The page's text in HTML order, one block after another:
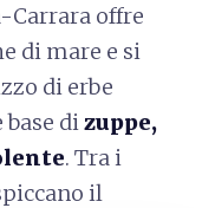
Carrara offre
di mare e si
di erbe
dizuppe,
. Tra i
il